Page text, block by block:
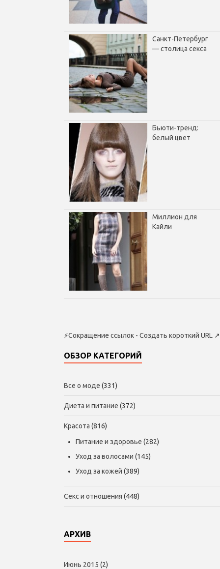
Санкт-Петербург
— столица секса
Бьюти-тренд:
белый цвет
Миллион для
Кайли
⚡Сокращение ссылок - Создать короткий URL ↗
ОБЗОР КАТЕГОРИЙ
Все о моде (331)
Диета и питание (372)
Красота (816)
Питание и здоровье (282)
Уход за волосами (145)
Уход за кожей (389)
Секс и отношения (448)
АРХИВ
Июнь 2015 (2)